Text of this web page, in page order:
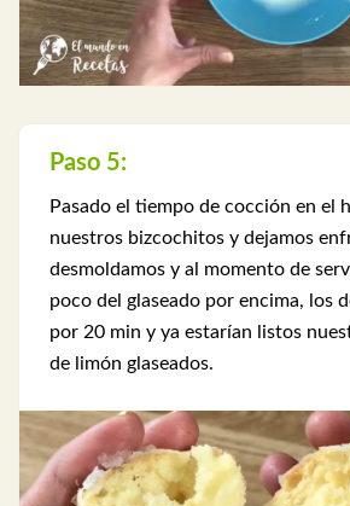
Paso 5:
Pasado el tiempo de cocción en el
nuestros bizcochitos y dejamos
desmoldamos y al momento de
poco del glaseado por encima, los
por 20 min y ya estarían listos
de limón glaseados.